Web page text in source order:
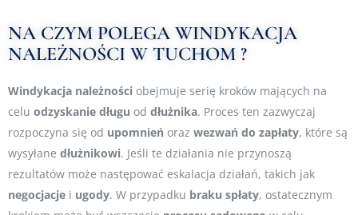
NA CZYM POLEGA WINDYKACJA
NALEŻNOŚCI W TUCHOM ?
Windykacja należności obejmuje serię kroków mających na
celu odzyskanie długu od dłużnika. Proces ten zazwyczaj
rozpoczyna się od upomnień oraz wezwań do zapłaty, które są
wysyłane dłużnikowi. Jeśli te działania nie przynoszą
rezultatów może następować eskalacja działań, takich jak
negocjacje i ugody. W przypadku braku spłaty, ostatecznym